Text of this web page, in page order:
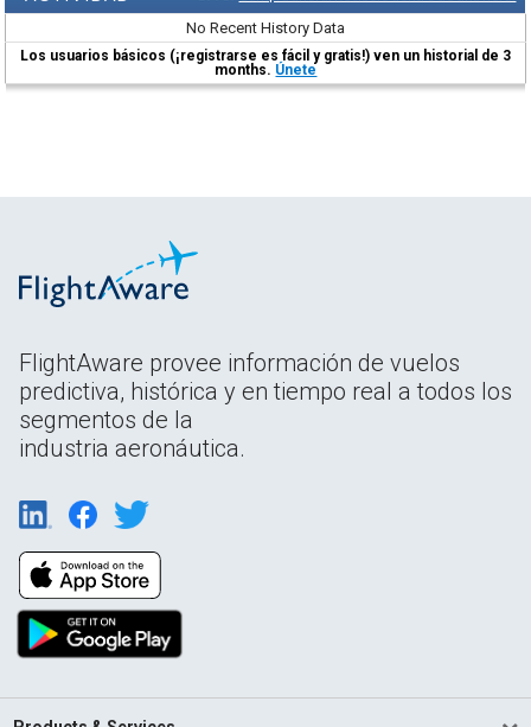
No Recent History Data
Los usuarios básicos (¡registrarse es fácil y gratis!) ven un historial de 3
months. Únete
FlightAware provee información de vuelos
predictiva, histórica y en tiempo real a todos los
segmentos de la
industria aeronáutica.